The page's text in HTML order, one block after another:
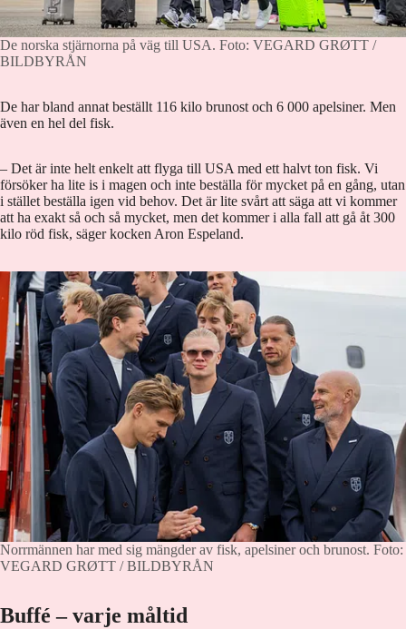
De norska stjärnorna på väg till USA. Foto: VEGARD GRØTT /
BILDBYRÅN
De har bland annat beställt 116 kilo brunost och 6 000 apelsiner. Men
även en hel del fisk.
– Det är inte helt enkelt att flyga till USA med ett halvt ton fisk. Vi
försöker ha lite is i magen och inte beställa för mycket på en gång, utan
i stället beställa igen vid behov. Det är lite svårt att säga att vi kommer
att ha exakt så och så mycket, men det kommer i alla fall att gå åt 300
kilo röd fisk, säger kocken Aron Espeland.
Norrmännen har med sig mängder av fisk, apelsiner och brunost. Foto:
VEGARD GRØTT / BILDBYRÅN
Buffé – varje måltid